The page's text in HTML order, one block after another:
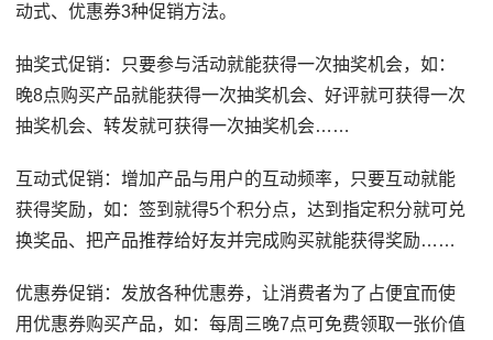
动式、优惠券3种促销方法。
抽奖式促销：只要参与活动就能获得一次抽奖机会，如：
晚8点购买产品就能获得一次抽奖机会、好评就可获得一次
抽奖机会、转发就可获得一次抽奖机会……
互动式促销：增加产品与用户的互动频率，只要互动就能
获得奖励，如：签到就得5个积分点，达到指定积分就可兑
换奖品、把产品推荐给好友并完成购买就能获得奖励……
优惠券促销：发放各种优惠券，让消费者为了占便宜而使
用优惠券购买产品，如：每周三晚7点可免费领取一张价值